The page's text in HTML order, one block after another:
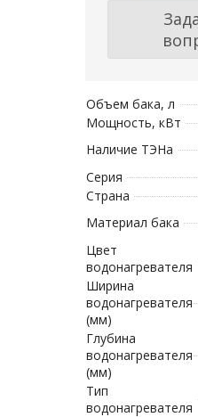
Объем бака, л
Мощность, кВт
Наличие ТЭНа
Серия
Страна
Материал бака
Цвет
водонагревателя
Ширина
водонагревателя
(мм)
Глубина
водонагревателя
(мм)
Тип
водонагревателя